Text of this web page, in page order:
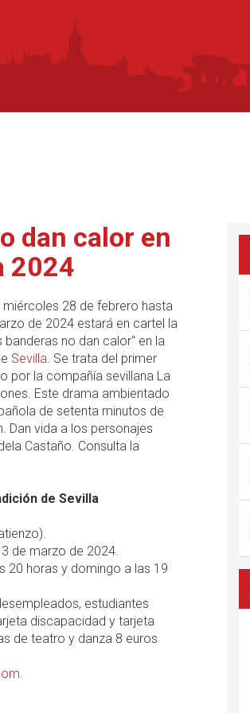
dan calor en
2024
miércoles 28 de febrero hasta
de 2024 estará en cartel la
no dan calor" en la
Sevilla. Se trata del primer
por la compañía sevillana La
Este drama ambientado
de setenta minutos de
Dan vida a los personajes
Castaño. Consulta la
de Sevilla
de marzo de 2024.
20 horas y domingo a las 19
estudiantes
discapacidad y tarjeta
de teatro y danza 8 euros
.